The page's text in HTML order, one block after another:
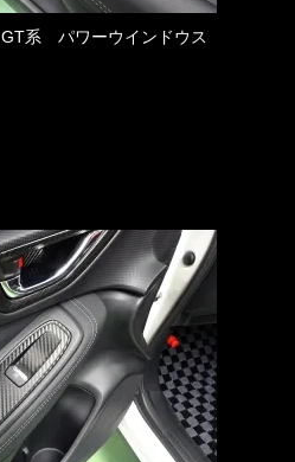
系 パワーウインドウス